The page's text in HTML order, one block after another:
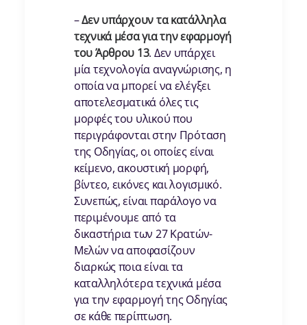
–Δεν υπάρχουν τα κατάλληλα
τεχνικά μέσα για την εφαρμογή
του Άρθρου 13. Δεν υπάρχει
μία τεχνολογία αναγνώρισης, η
οποία να μπορεί να ελέγξει
αποτελεσματικά όλες τις
μορφές του υλικού που
περιγράφονται στην Πρόταση
της Οδηγίας, οι οποίες είναι
κείμενο, ακουστική μορφή,
βίντεο, εικόνες και λογισμικό.
Συνεπώς, είναι παράλογο να
περιμένουμε από τα
δικαστήρια των 27 Κρατών-
Μελών να αποφασίζουν
διαρκώς ποια είναι τα
καταλληλότερα τεχνικά μέσα
για την εφαρμογή της Οδηγίας
σε κάθε περίπτωση.